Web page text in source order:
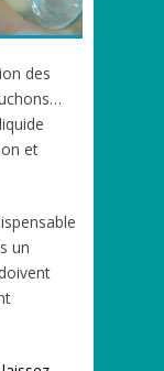
des
et
un